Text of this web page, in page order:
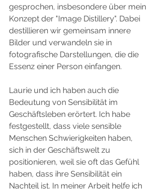
gesprochen, insbesondere über mein
Konzept der "Image Distillery". Dabei
destillieren wir gemeinsam innere
Bilder und verwandeln sie in
fotografische Darstellungen, die die
Essenz einer Person einfangen.
Laurie und ich haben auch die
Bedeutung von Sensibilität im
Geschäftsleben erörtert. Ich habe
festgestellt, dass viele sensible
Menschen Schwierigkeiten haben,
sich in der Geschäftswelt zu
positionieren, weil sie oft das Gefühl
haben, dass ihre Sensibilität ein
Nachteil ist. In meiner Arbeit helfe ich